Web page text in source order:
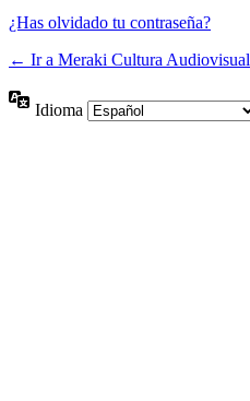
¿Has olvidado tu contraseña?
← Ir a Meraki Cultura Audiovisual
Idioma